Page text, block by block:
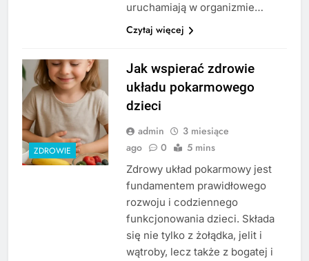
uruchamiają w organizmie…
Czytaj więcej
ZDROWIE
Jak wspierać zdrowie
układu pokarmowego
dzieci
admin
3 miesiące
ago
0 5 mins
Zdrowy układ pokarmowy jest
fundamentem prawidłowego
rozwoju i codziennego
funkcjonowania dzieci. Składa
się nie tylko z żołądka, jelit i
wątroby, lecz także z bogatej i